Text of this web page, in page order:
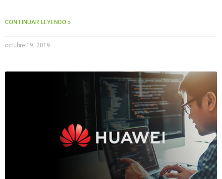
CONTINUAR LEYENDO »
octubre 19, 2019